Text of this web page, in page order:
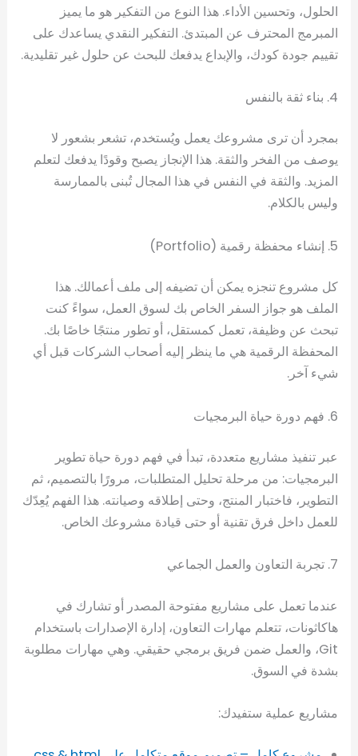
الحلول، وتحسين الأداء. هذا النوع من التفكير هو ما يميز
المبرمج المحترف عن المبتدئ. التفكير النقدي يساعدك على
تقييم جودة كودك، والإبداع يدفعك للبحث عن حلول غير تقليدية.
4. بناء ثقة بالنفس
بمجرد أن ترى مشروعك يعمل ويُستخدم، تشعر بشعور لا
يوصف من الفخر والثقة. هذا الإنجاز يصبح وقودًا يدفعك لتعلم
المزيد. والثقة في النفس في هذا المجال تُبنى بالممارسة
وليس بالكلام.
5. إنشاء محفظة رقمية (Portfolio)
كل مشروع تنجزه يمكن أن تضيفه إلى ملف أعمالك. هذا
الملف هو جواز السفر الخاص بك لسوق العمل، سواءً كنت
تبحث عن وظيفة، تعمل كمستقل، أو تطور منتجًا خاصًا بك.
المحفظة الرقمية هي ما ينظر إليه أصحاب الشركات قبل أي
شيء آخر.
6. فهم دورة حياة البرمجيات
عبر تنفيذ مشاريع متعددة، تبدأ في فهم دورة حياة تطوير
البرمجيات: من مرحلة تحليل المتطلبات، مرورًا بالتصميم، ثم
التطوير، فاختبار المنتج، وحتى إطلاقه وصيانته. هذا الفهم يُعِدّك
للعمل داخل فرق تقنية أو حتى قيادة مشروعك الخاص.
7. تجربة التعاون والعمل الجماعي
عندما تعمل على مشاريع مفتوحة المصدر أو تشارك في
هاكاثونات، تتعلم مهارات التعاون، إدارة الإصدارات باستخدام
Git، والعمل ضمن فريق برمجي حقيقي. وهي مهارات مطلوبة
بشدة في السوق.
مشاريع عملية ستفيدك: